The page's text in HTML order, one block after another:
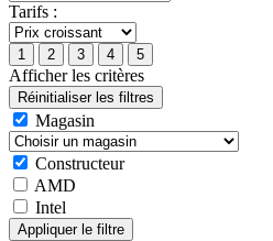
Tarifs :
Afficher les critères
Magasin
Constructeur
AMD
Intel